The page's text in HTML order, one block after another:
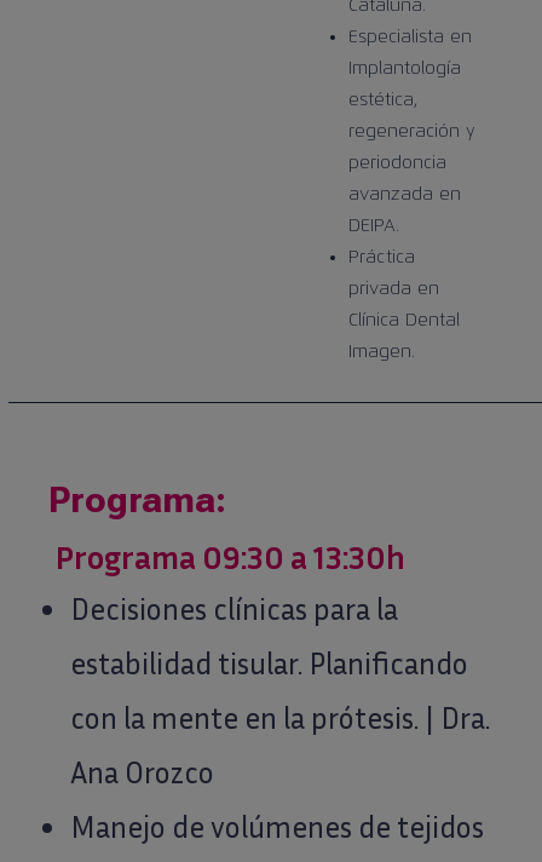
Cataluña.
Especialista en
Implantología
estética,
regeneración y
periodoncia
avanzada en
DEIPA.
Práctica
privada en
Clínica Dental
Imagen.
Programa:
Programa 09:30 a 13:30h
Decisiones clínicas para la
estabilidad tisular. Planificando
con la mente en la prótesis. | Dra.
Ana Orozco
Manejo de volúmenes de tejidos